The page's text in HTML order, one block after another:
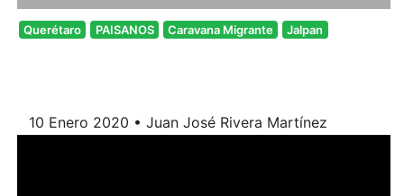
Querétaro PAISANOS Caravana Migrante Jalpan
10 Enero 2020 • Juan José Rivera Martínez